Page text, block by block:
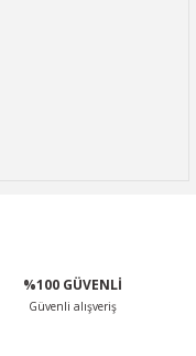
%100 GÜVENLİ
Güvenli alışveriş